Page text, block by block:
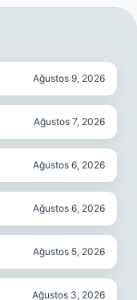
Ağustos 9, 2026
Ağustos 7, 2026
Ağustos 6, 2026
Ağustos 6, 2026
Ağustos 5, 2026
Ağustos 3, 2026